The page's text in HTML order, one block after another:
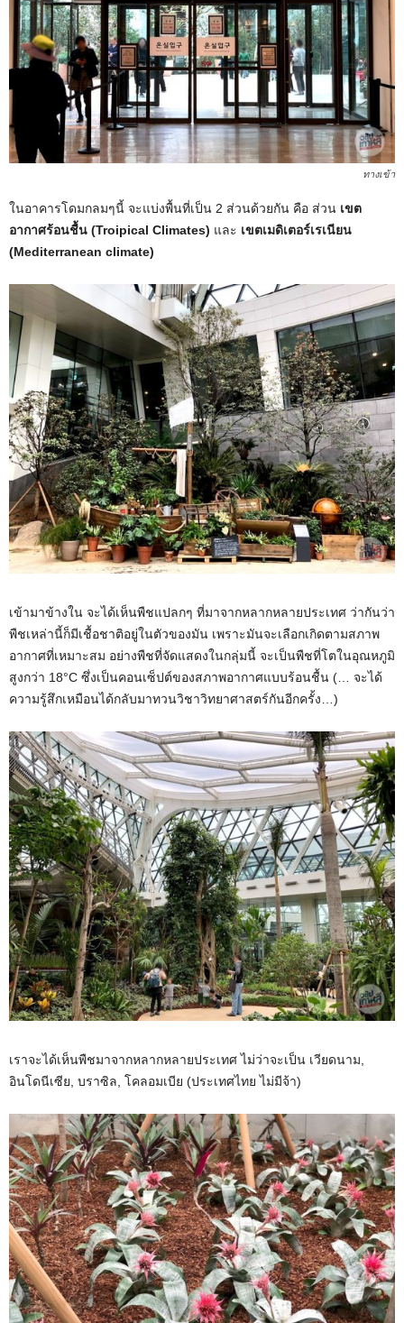
ทางเข้า
ในอาคารโดมกลมๆนี้ จะแบ่งพื้นที่เป็น 2 ส่วนด้วยกัน คือ ส่วน เขต
อากาศร้อนชื้น (Troipical Climates) และ เขตเมดิเตอร์เรเนียน
(Mediterranean climate)
เข้ามาข้างใน จะได้เห็นพืชแปลกๆ ที่มาจากหลากหลายประเทศ ว่ากันว่า
พืชเหล่านี้ก็มีเชื้อชาติอยู่ในตัวของมัน เพราะมันจะเลือกเกิดตามสภาพ
อากาศที่เหมาะสม อย่างพืชที่จัดแสดงในกลุ่มนี้ จะเป็นพืชที่โตในอุณหภูมิ
สูงกว่า 18°C ซึ่งเป็นคอนเซ็ปต์ของสภาพอากาศแบบร้อนชื้น (… จะได้
ความรู้สึกเหมือนได้กลับมาทวนวิชาวิทยาศาสตร์กันอีกครั้ง…)
เราจะได้เห็นพืชมาจากหลากหลายประเทศ ไม่ว่าจะเป็น เวียดนาม,
อินโดนีเซีย, บราซิล, โคลอมเบีย (ประเทศไทย ไม่มีจ้า)